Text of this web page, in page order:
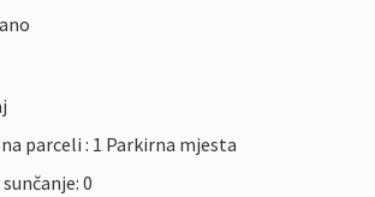
parceli : 1 Parkirna mjesta
0